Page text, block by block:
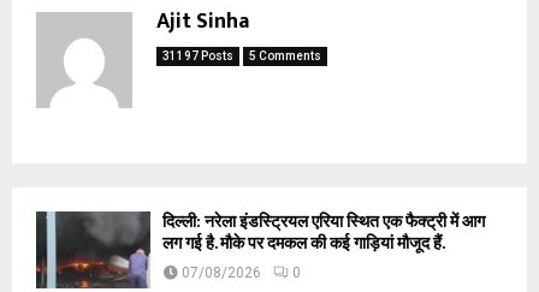
Ajit Sinha
31197 Posts 5 Comments
दिल्ली: नरेला इंडस्ट्रियल एरिया स्थित एक फैक्ट्री में आग
लग गई है. मौके पर दमकल की कई गाड़ियां मौजूद हैं.
07/08/2026 0